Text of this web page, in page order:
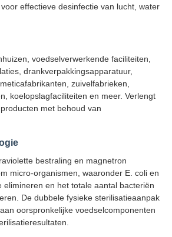
effectieve desinfectie van lucht, water
voedselverwerkende faciliteiten,
drankverpakkingsapparatuur,
zuivelfabrieken,
koelopslagfaciliteiten en meer. Verlengt
met behoud van
bestraling en magnetron
micro-organismen, waaronder E. coli en
elimineren en het totale aantal bacteriën
De dubbele fysieke sterilisatieaanpak
oorspronkelijke voedselcomponenten